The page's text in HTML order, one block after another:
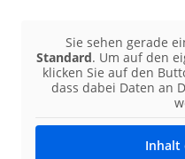
Sie sehen gerade
Standard. Um auf den
klicken Sie auf den
dass dabei Daten an
Inhalt